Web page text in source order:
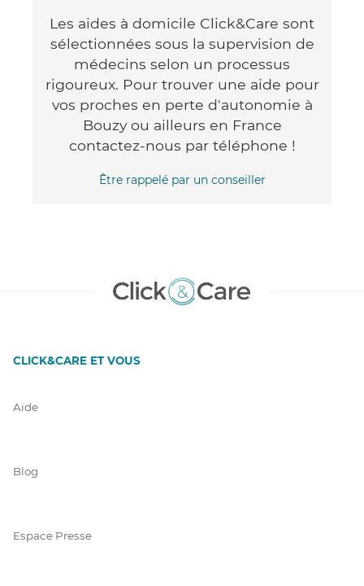
Les aides à domicile Click&Care sont
sélectionnées sous la supervision de
médecins selon un processus
rigoureux. Pour trouver une aide pour
vos proches en perte d'autonomie à
Bouzy ou ailleurs en France
contactez-nous par téléphone !
Être rappelé par un conseiller
CLICK&CARE ET VOUS
Aide
Blog
Espace Presse